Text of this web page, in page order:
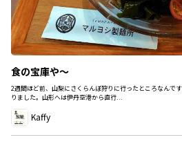
食の宝庫や～
2週間ほど前、山梨にさくらんぼ狩りに行ったところなんで
りました。山形へは伊丹空港から直行...
Kaffy